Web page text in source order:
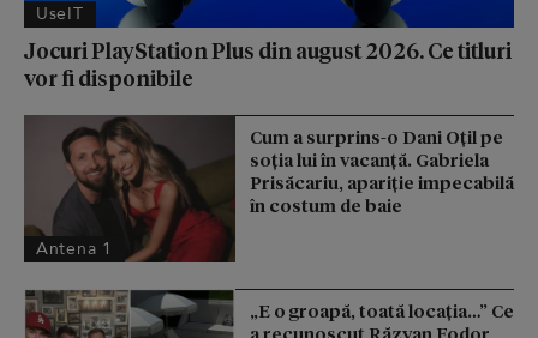
UseIT
Jocuri PlayStation Plus din august 2026. Ce titluri
vor fi disponibile
Antena 1
Cum a surprins-o Dani Oțil pe
soția lui în vacanță. Gabriela
Prisăcariu, apariție impecabilă
în costum de baie
„E o groapă, toată locația…” Ce
a recunoscut Răzvan Fodor